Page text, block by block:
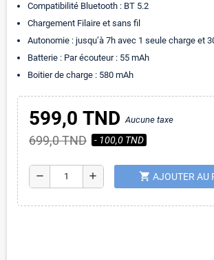
Compatibilité Bluetooth : BT 5.2
Chargement Filaire et sans fil
Autonomie : jusqu’à 7h avec 1 seule charge et
Batterie : Par écouteur : 55 mAh
Boitier de charge : 580 mAh
599,0 TNDAucune taxe
699,0 TND - 100,0 TND
remove add shopping_cart AJOUTER AU